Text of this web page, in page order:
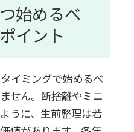
始めるべ
イント
イミングで始めるべ
せん。断捨離やミニ
うに、生前整理は若